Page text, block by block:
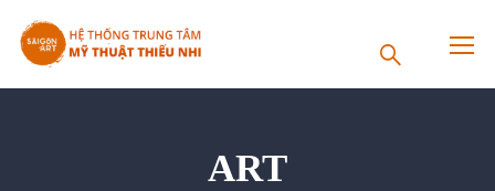
ART